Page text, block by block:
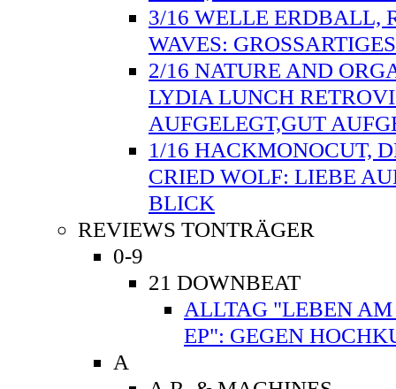
3/16 WELLE ERDBALL,
WAVES:
2/16 NATURE AND
LYDIA LUNCH
AUFGELEGT,GUT
1/16 HACKMONOCUT,
CRIED WOLF: LIEBE
BLICK
REVIEWS TONTRÄGER
0-9
21 DOWNBEAT
ALLTAG "LEBEN AM
EP": GEGEN
A